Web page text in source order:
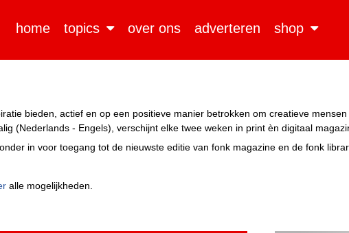
home topics over ons adverteren shop
bieden, actief en op een positieve manier betrokken om creatieve
(Nederlands - Engels), verschijnt elke twee weken in print èn digitaal
in voor toegang tot de nieuwste editie van fonk magazine en de fonk
alle mogelijkheden.